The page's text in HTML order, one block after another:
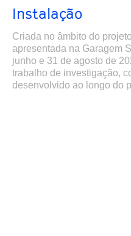
Instalação
Criada no âmbito do
apresentada na Garagem
junho e 31 de agosto de
trabalho de investigação,
desenvolvido ao longo do